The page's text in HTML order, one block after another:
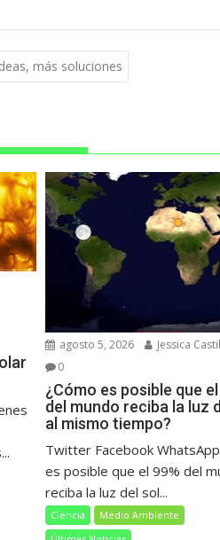
más soluciones
agosto 5, 2026
Jessica
0
¿Cómo es posible que el
del mundo reciba la luz
al mismo tiempo?
Twitter Facebook
es posible que el 99% del
reciba la luz del sol...
Ciencia
Medio Ambiente